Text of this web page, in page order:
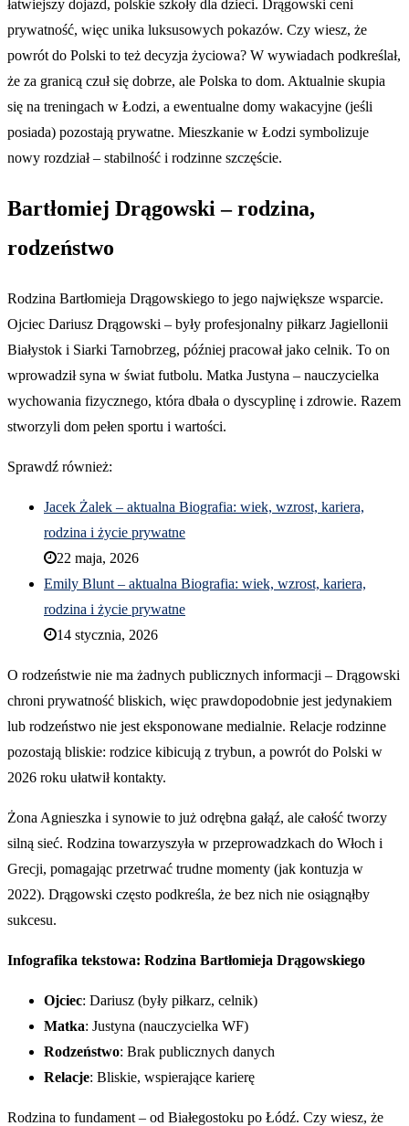
łatwiejszy dojazd, polskie szkoły dla dzieci. Drągowski ceni
prywatność, więc unika luksusowych pokazów. Czy wiesz, że
powrót do Polski to też decyzja życiowa? W wywiadach podkreślał,
że za granicą czuł się dobrze, ale Polska to dom. Aktualnie skupia
się na treningach w Łodzi, a ewentualne domy wakacyjne (jeśli
posiada) pozostają prywatne. Mieszkanie w Łodzi symbolizuje
nowy rozdział – stabilność i rodzinne szczęście.
Bartłomiej Drągowski – rodzina,
rodzeństwo
Rodzina Bartłomieja Drągowskiego to jego największe wsparcie.
Ojciec Dariusz Drągowski – były profesjonalny piłkarz Jagiellonii
Białystok i Siarki Tarnobrzeg, później pracował jako celnik. To on
wprowadził syna w świat futbolu. Matka Justyna – nauczycielka
wychowania fizycznego, która dbała o dyscyplinę i zdrowie. Razem
stworzyli dom pełen sportu i wartości.
Sprawdź również:
Jacek Żalek – aktualna Biografia: wiek, wzrost, kariera,
rodzina i życie prywatne
22 maja, 2026
Emily Blunt – aktualna Biografia: wiek, wzrost, kariera,
rodzina i życie prywatne
14 stycznia, 2026
O rodzeństwie nie ma żadnych publicznych informacji – Drągowski
chroni prywatność bliskich, więc prawdopodobnie jest jedynakiem
lub rodzeństwo nie jest eksponowane medialnie. Relacje rodzinne
pozostają bliskie: rodzice kibicują z trybun, a powrót do Polski w
2026 roku ułatwił kontakty.
Żona Agnieszka i synowie to już odrębna gałąź, ale całość tworzy
silną sieć. Rodzina towarzyszyła w przeprowadzkach do Włoch i
Grecji, pomagając przetrwać trudne momenty (jak kontuzja w
2022). Drągowski często podkreśla, że bez nich nie osiągnąłby
sukcesu.
Infografika tekstowa: Rodzina Bartłomieja Drągowskiego
Ojciec: Dariusz (były piłkarz, celnik)
Matka: Justyna (nauczycielka WF)
Rodzeństwo: Brak publicznych danych
Relacje: Bliskie, wspierające karierę
Rodzina to fundament – od Białegostoku po Łódź. Czy wiesz, że